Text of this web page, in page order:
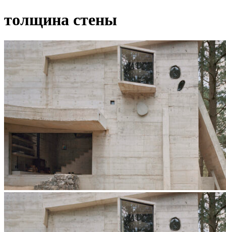
толщина стены